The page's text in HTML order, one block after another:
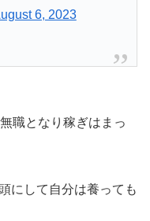
6, 2023
職となり稼ぎはまっ
にして自分は養っても